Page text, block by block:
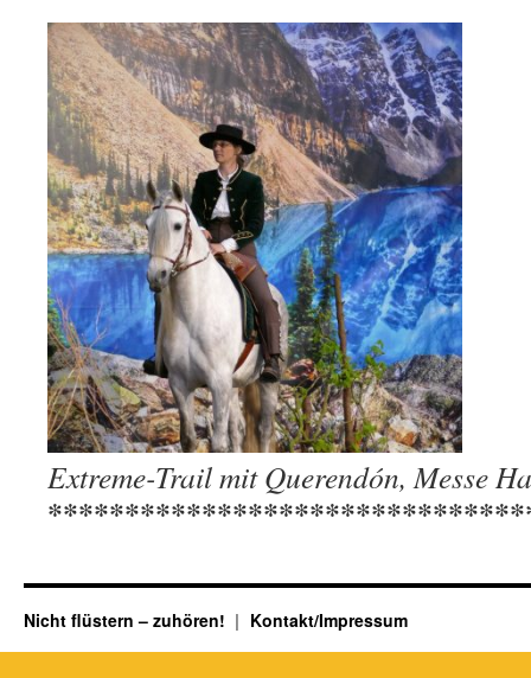
Extreme-Trail mit Querendón, Messe
Nicht flüstern – zuhören! Kontakt/Impressum